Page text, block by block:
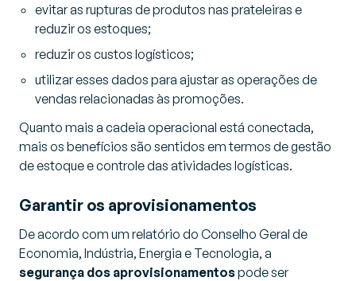
evitar as rupturas de produtos nas prateleiras e
reduzir os estoques;
reduzir os custos logísticos;
utilizar esses dados para ajustar as operações de
vendas relacionadas às promoções.
Quanto mais a cadeia operacional está conectada,
mais os benefícios são sentidos em termos de gestão
de estoque e controle das atividades logísticas.
Garantir os aprovisionamentos
De acordo com um relatório do Conselho Geral de
Economia, Indústria, Energia e Tecnologia, a
segurança dos aprovisionamentospode ser